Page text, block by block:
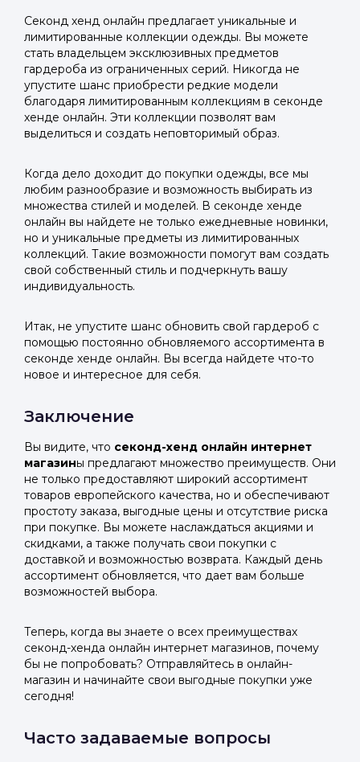
Секонд хенд онлайн предлагает уникальные и
лимитированные коллекции одежды. Вы можете
стать владельцем эксклюзивных предметов
гардероба из ограниченных серий. Никогда не
упустите шанс приобрести редкие модели
благодаря лимитированным коллекциям в секонде
хенде онлайн. Эти коллекции позволят вам
выделиться и создать неповторимый образ.
Когда дело доходит до покупки одежды, все мы
любим разнообразие и возможность выбирать из
множества стилей и моделей. В секонде хенде
онлайн вы найдете не только ежедневные новинки,
но и уникальные предметы из лимитированных
коллекций. Такие возможности помогут вам создать
свой собственный стиль и подчеркнуть вашу
индивидуальность.
Итак, не упустите шанс обновить свой гардероб с
помощью постоянно обновляемого ассортимента в
секонде хенде онлайн. Вы всегда найдете что-то
новое и интересное для себя.
Заключение
Вы видите, что секонд-хенд онлайн интернет
магазины предлагают множество преимуществ. Они
не только предоставляют широкий ассортимент
товаров европейского качества, но и обеспечивают
простоту заказа, выгодные цены и отсутствие риска
при покупке. Вы можете наслаждаться акциями и
скидками, а также получать свои покупки с
доставкой и возможностью возврата. Каждый день
ассортимент обновляется, что дает вам больше
возможностей выбора.
Теперь, когда вы знаете о всех преимуществах
секонд-хенда онлайн интернет магазинов, почему
бы не попробовать? Отправляйтесь в онлайн-
магазин и начинайте свои выгодные покупки уже
сегодня!
Часто задаваемые вопросы